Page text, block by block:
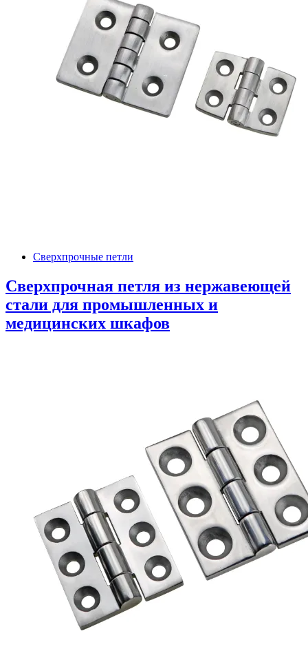
Сверхпрочные петли
Сверхпрочная петля из нержавеющей
стали для промышленных и
медицинских шкафов